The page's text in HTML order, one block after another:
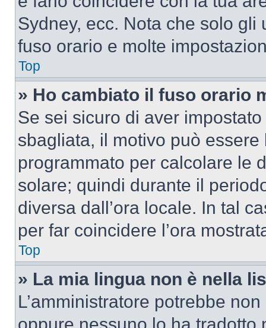
Sydney, ecc. Nota che solo
fuso orario e molte
Top
» Ho cambiato il fuso orario
Se sei sicuro di aver
sbagliata, il motivo può essere
programmato per calcolare le
solare; quindi durante il
diversa dall’ora locale. In tal
per far coincidere l’ora
Top
» La mia lingua non è nella
L’amministratore potrebbe